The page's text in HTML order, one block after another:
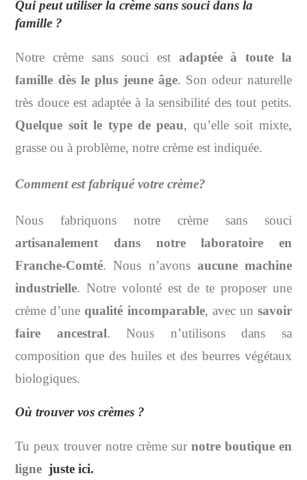
Qui peut utiliser la crème sans souci dans la
famille ?
Notre crème sans souci est adaptée à toute la
famille dès le plus jeune âge. Son odeur naturelle
très douce est adaptée à la sensibilité des tout petits.
Quelque soit le type de peau, qu’elle soit mixte,
grasse ou à problème, notre crème est indiquée.
Comment est fabriqué votre crème?
Nous fabriquons notre crème sans souci
artisanalement dans notre laboratoire en
Franche-Comté. Nous n’avons aucune machine
industrielle. Notre volonté est de te proposer une
crème d’unequalité incomparable, avec un savoir
faire ancestral. Nous n’utilisons dans sa
composition que des huiles et des beurres végétaux
biologiques.
Où trouver vos crèmes ?
Tu peux trouver notre crème sur notre boutique en
ligne juste ici.